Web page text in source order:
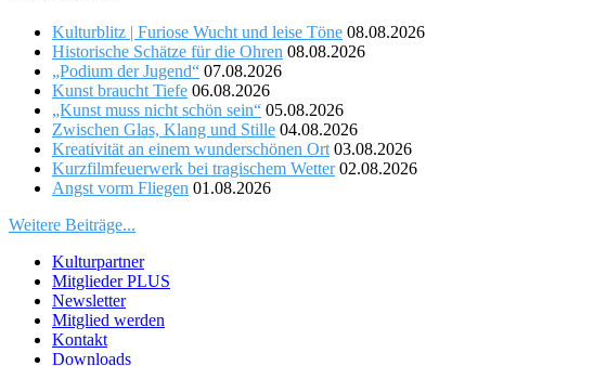
Kulturblitz | Furiose Wucht und leise Töne 08.08.2026
Historische Schätze für die Ohren 08.08.2026
„Podium der Jugend“ 07.08.2026
Kunst braucht Tiefe 06.08.2026
„Kunst muss nicht schön sein“ 05.08.2026
Zwischen Glas, Klang und Stille 04.08.2026
Kreativität an einem wunderschönen Ort 03.08.2026
Kurzfilmfeuerwerk bei tragischem Wetter 02.08.2026
Angst vorm Fliegen 01.08.2026
Weitere Beiträge...
Kulturpartner
Mitglieder PLUS
Newsletter
Mitglied werden
Kontakt
Downloads